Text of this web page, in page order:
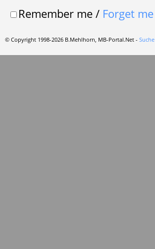
Remember me/ Forget me
© Copyright 1998-2026 B.Mehlhorn, MB-Portal.Net - Suche